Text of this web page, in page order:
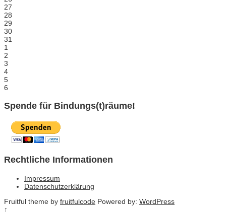
27
28
29
30
31
1
2
3
4
5
6
Spende für Bindungs(t)räume!
Rechtliche Informationen
Impressum
Datenschutzerklärung
Fruitful theme by fruitfulcode Powered by: WordPress
↑